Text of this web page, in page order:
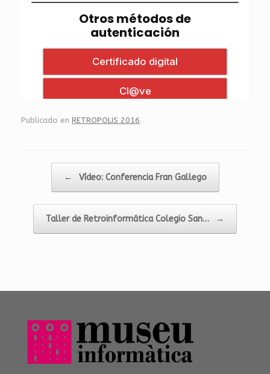
Publicado en RETROPOLIS 2016.
← Vídeo: Conferencia Fran Gallego
Taller de Retroinformática Colegio San… →